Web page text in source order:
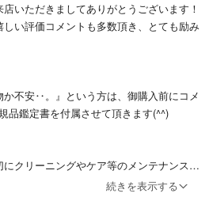
。
いただきましてありがとうございます！
い評価コメントも多数頂き、とても励み
不安‥。』という方は、御購入前にコメ
品鑑定書を付属させて頂きます(^^)
クリーニングやケア等のメンテナンスを
品をお手元にお届けします！続きを表示する